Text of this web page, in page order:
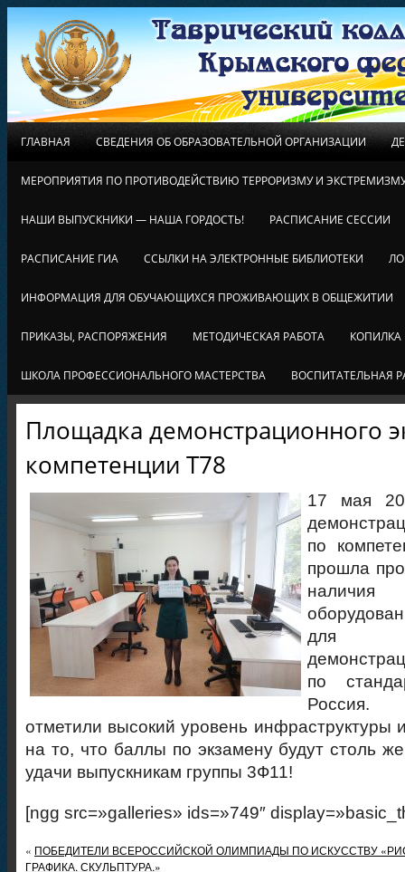
ГЛАВНАЯ СВЕДЕНИЯ ОБ ОБРАЗОВАТЕЛЬНОЙ ОРГАНИЗАЦИИ
МЕРОПРИЯТИЯ ПО ПРОТИВОДЕЙСТВИЮ ТЕРРОРИЗМУ И
НАШИ ВЫПУСКНИКИ — НАША ГОРДОСТЬ! РАСПИСАНИЕ СЕССИИ
РАСПИСАНИЕ ГИА ССЫЛКИ НА ЭЛЕКТРОННЫЕ БИБЛИОТЕКИ
ИНФОРМАЦИЯ ДЛЯ ОБУЧАЮЩИХСЯ ПРОЖИВАЮЩИХ В ОБЩЕЖИТИИ
ПРИКАЗЫ, РАСПОРЯЖЕНИЯ МЕТОДИЧЕСКАЯ РАБОТА КОПИЛКА
ШКОЛА ПРОФЕССИОНАЛЬНОГО МАСТЕРСТВА ВОСПИТАТЕЛЬНАЯ
Площадка демонстрационного
компетенции Т78
17 мая
по
прошла
для
по
отметили высокий уровень инфраструктуры
на то, что баллы по экзамену будут столь
удачи выпускникам группы 3Ф11!
[ngg src=»galleries» ids=»749″
« ПОБЕДИТЕЛИ ВСЕРОССИЙСКОЙ ОЛИМПИАДЫ ПО ИСКУССТВУ
ГРАФИКА. СКУЛЬПТУРА.»